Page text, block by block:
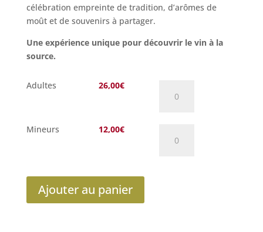
célébration empreinte de tradition, d’arômes de
moût et de souvenirs à partager.
Une expérience unique pour découvrir le vin à la
source.
Adultes 26,00€
Mineurs 12,00€
Ajouter au panier